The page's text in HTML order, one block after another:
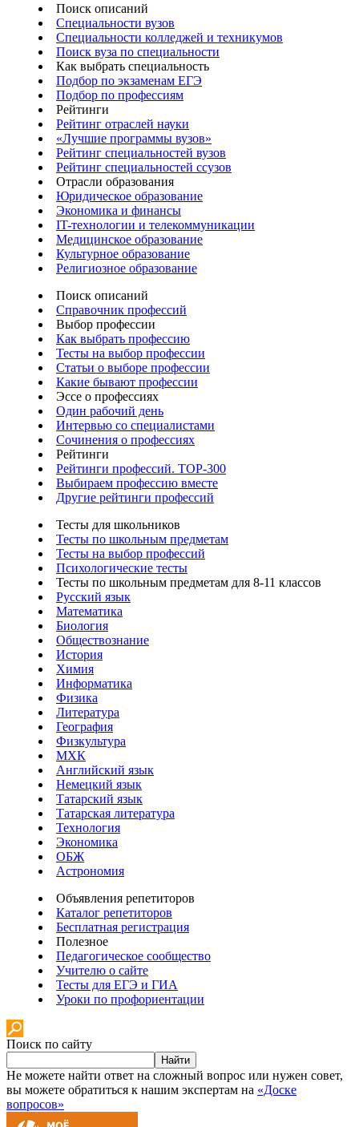
Поиск описаний
Специальности вузов
Специальности колледжей и техникумов
Поиск вуза по специальности
Как выбрать специальность
Подбор по экзаменам ЕГЭ
Подбор по профессиям
Рейтинги
Рейтинг отраслей науки
«Лучшие программы вузов»
Рейтинг специальностей вузов
Рейтинг специальностей ссузов
Отрасли образования
Юридическое образование
Экономика и финансы
IT-технологии и телекоммуникации
Медицинское образование
Культурное образование
Религиозное образование
Поиск описаний
Справочник профессий
Выбор профессии
Как выбрать профессию
Тесты на выбор профессии
Статьи о выборе профессии
Какие бывают профессии
Эссе о профессиях
Один рабочий день
Интервью со специалистами
Сочинения о профессиях
Рейтинги
Рейтинги профессий. TOP-300
Выбираем профессию вместе
Другие рейтинги профессий
Тесты для школьников
Тесты по школьным предметам
Тесты на выбор профессий
Психологические тесты
Тесты по школьным предметам для 8-11 классов
Русский язык
Математика
Биология
Обществознание
История
Химия
Информатика
Физика
Литература
География
Физкультура
МХК
Английский язык
Немецкий язык
Татарский язык
Татарская литература
Технология
Экономика
ОБЖ
Астрономия
Объявления репетиторов
Каталог репетиторов
Бесплатная регистрация
Полезное
Педагогическое сообщество
Учителю о сайте
Тесты для ЕГЭ и ГИА
Уроки по профориентации
Поиск по сайту
Найти
Не можете найти ответ на сложный вопрос или нужен совет,
вы можете обратиться к нашим экспертам на «Доске
вопросов»